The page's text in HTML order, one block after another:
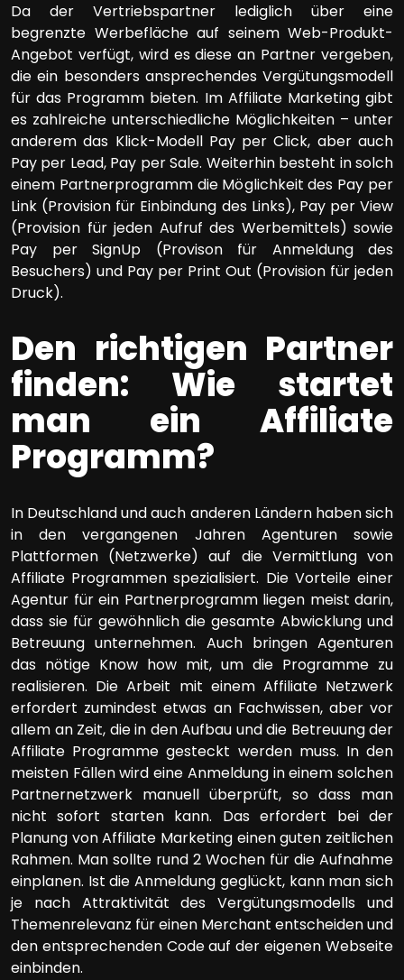
Da der Vertriebspartner lediglich über eine
begrenzte Werbefläche auf seinem Web-Produkt-
Angebot verfügt, wird es diese an Partner vergeben,
die ein besonders ansprechendes Vergütungsmodell
für das Programm bieten. Im Affiliate Marketing gibt
es zahlreiche unterschiedliche Möglichkeiten – unter
anderem das Klick-Modell Pay per Click, aber auch
Pay per Lead, Pay per Sale. Weiterhin besteht in solch
einem Partnerprogramm die Möglichkeit des Pay per
Link (Provision für Einbindung des Links), Pay per View
(Provision für jeden Aufruf des Werbemittels) sowie
Pay per SignUp (Provison für Anmeldung des
Besuchers) und Pay per Print Out (Provision für jeden
Druck).
Den richtigen Partner
finden: Wie startet
man ein Affiliate
Programm?
In Deutschland und auch anderen Ländern haben sich
in den vergangenen Jahren Agenturen sowie
Plattformen (Netzwerke) auf die Vermittlung von
Affiliate Programmen spezialisiert. Die Vorteile einer
Agentur für ein Partnerprogramm liegen meist darin,
dass sie für gewöhnlich die gesamte Abwicklung und
Betreuung unternehmen. Auch bringen Agenturen
das nötige Know how mit, um die Programme zu
realisieren. Die Arbeit mit einem Affiliate Netzwerk
erfordert zumindest etwas an Fachwissen, aber vor
allem an Zeit, die in den Aufbau und die Betreuung der
Affiliate Programme gesteckt werden muss. In den
meisten Fällen wird eine Anmeldung in einem solchen
Partnernetzwerk manuell überprüft, so dass man
nicht sofort starten kann. Das erfordert bei der
Planung von Affiliate Marketing einen guten zeitlichen
Rahmen. Man sollte rund 2 Wochen für die Aufnahme
einplanen. Ist die Anmeldung geglückt, kann man sich
je nach Attraktivität des Vergütungsmodells und
Themenrelevanz für einen Merchant entscheiden und
den entsprechenden Code auf der eigenen Webseite
einbinden.